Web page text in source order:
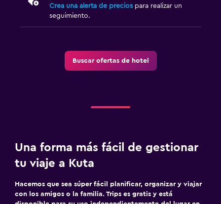
Crea una alerta de precios para realizar un
seguimiento.
Buscar ofertas de hotel
Una forma más fácil de gestionar
tu viaje a Kuta
Hacemos que sea súper fácil planificar, organizar y viajar
con los amigos o la familia. Trips es gratis y está